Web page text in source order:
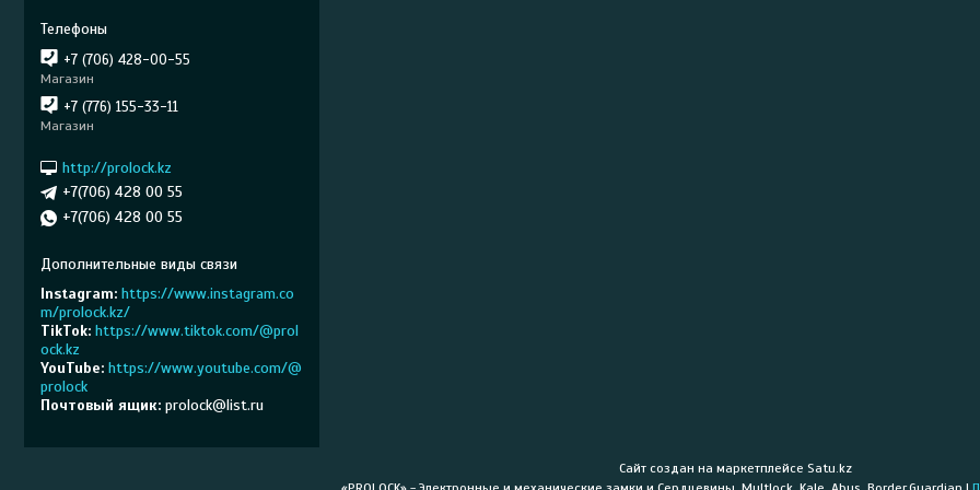
+7 (706) 428-00-55
Магазин
+7 (776) 155-33-11
Магазин
http://prolock.kz
+7(706) 428 00 55
+7(706) 428 00 55
Instagram https://www.instagram.co
m/prolock.kz/
TikTok https://www.tiktok.com/@prol
ock.kz
YouTube https://www.youtube.com/@
prolock
Почтовый ящик prolock@list.ru
Сайт создан на маркетплейсе Satu.kz